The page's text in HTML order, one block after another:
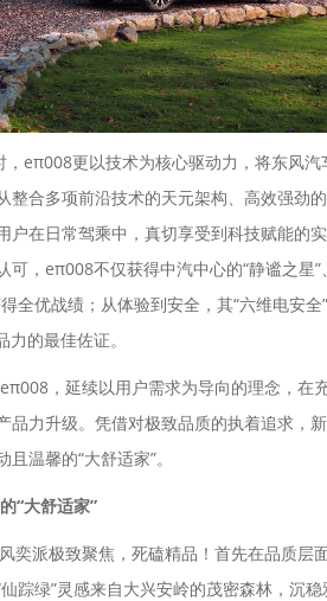
eπ008更以技术为核心驱动力，将东风汽
整合多项前沿技术的天元架构、高效强劲
户在日常驾乘中，真切享受到科技赋能的
可，eπ008不仅获得中汽中心的“静谧之星”
全优战绩；从体验到安全，其“六维电安
的最佳佐证。
，延续以用户需求为导向的理念，在
品力升级。凭借对极致品质的执着追求，
温馨的“大舒适家”。
“大舒适家”
派极致聚焦，死磕精品！首先在品质层
踪绿”灵感来自大兴安岭的茂密森林，沉